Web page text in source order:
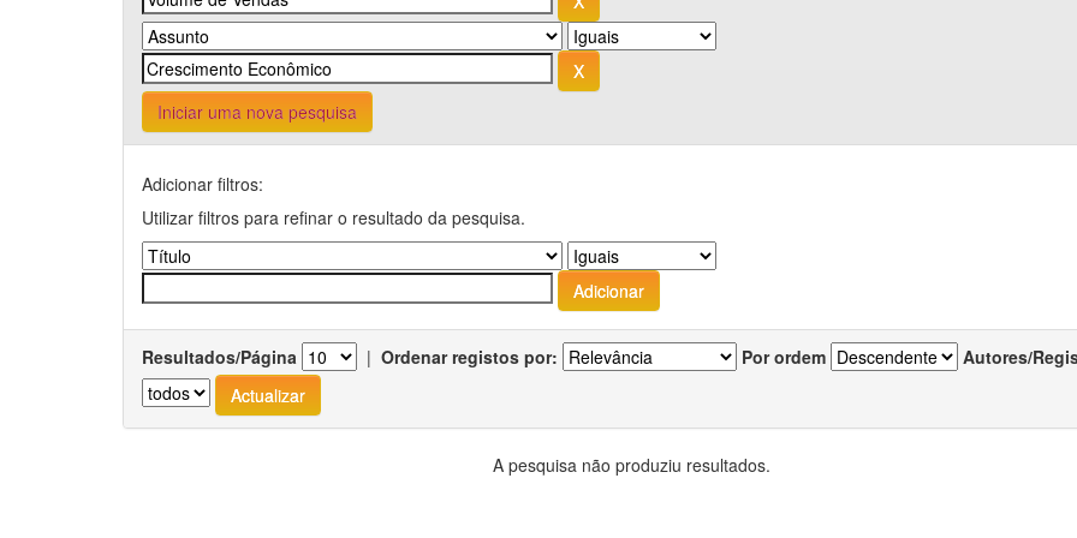
Iniciar uma nova pesquisa
Adicionar filtros:
Utilizar filtros para refinar o resultado da pesquisa.
Resultados/Página | Ordenar registos por: Por ordem Autores/
A pesquisa não produziu resultados.